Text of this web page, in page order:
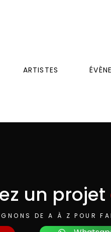
ARTISTES
un projet
DE A À Z POUR